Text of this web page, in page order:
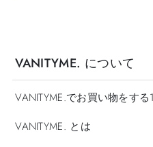
VANITYME. について
VANITYME.でお買い物をす
VANITYME. とは